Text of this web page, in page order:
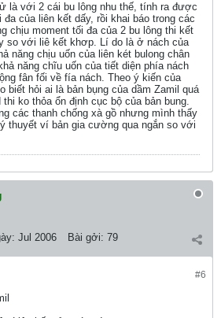
là với 2 cái bu lông nhu thế, tính ra được
đa của liên kết dấy, rồi khai báo trong các
chịu moment tối đa của 2 bu lông thi kết
so với liê kết khơp. Lí do là ở nách của
năng chịu uốn của liên két bulong chân
năng chĩu uốn của tiết diện phía nách
fân fối về fía nách. Theo ý kiến của
biết hỏi ai là bản bụng của dầm Zamil quá
ko thỏa ổn định cục bộ của bản bung.
các thanh chống xà gồ nhưng mình thấy
thuyết ví bản gia cường qua ngắn so với
Jul 2006 Bài gởi: 79
#6